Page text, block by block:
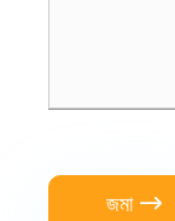
জমা 